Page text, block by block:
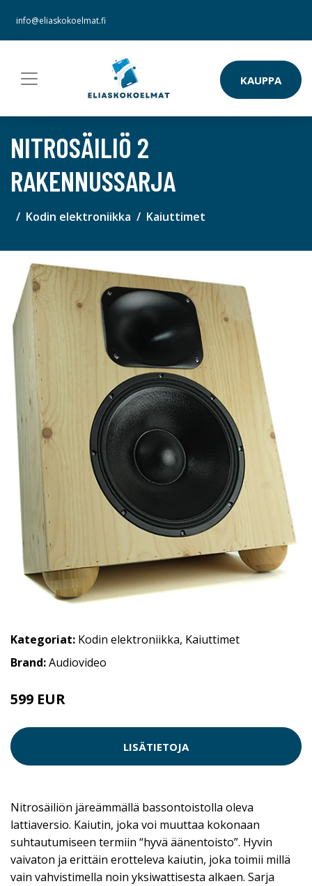
info@eliaskokoelmat.fi
KAUPPA
NITROSÄILIÖ 2
RAKENNUSSARJA
Kodin elektroniikka Kaiuttimet
Kategoriat: Kodin elektroniikka, Kaiuttimet
Brand:Audiovideo
599 EUR
LISÄTIETOJA
Nitrosäiliön järeämmällä bassontoistolla oleva
lattiaversio. Kaiutin, joka voi muuttaa kokonaan
suhtautumiseen termiin “hyvä äänentoisto”. Hyvin
vaivaton ja erittäin erotteleva kaiutin, joka toimii millä
vain vahvistimella noin yksiwattisesta alkaen. Sarja